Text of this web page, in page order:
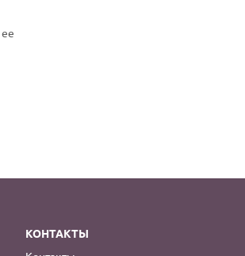
КОНТАКТЫ